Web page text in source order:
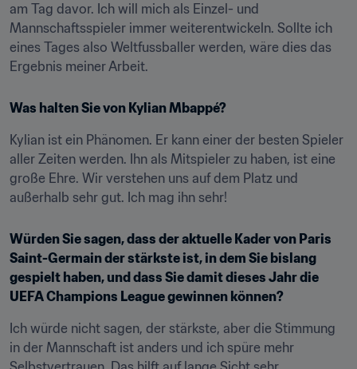
am Tag davor. Ich will mich als Einzel- und
Mannschaftsspieler immer weiterentwickeln. Sollte ich
eines Tages also Weltfussballer werden, wäre dies das
Ergebnis meiner Arbeit.
Was halten Sie von Kylian Mbappé?
Kylian ist ein Phänomen. Er kann einer der besten Spieler
aller Zeiten werden. Ihn als Mitspieler zu haben, ist eine
große Ehre. Wir verstehen uns auf dem Platz und
außerhalb sehr gut. Ich mag ihn sehr!
Würden Sie sagen, dass der aktuelle Kader von Paris
Saint-Germain der stärkste ist, in dem Sie bislang
gespielt haben, und dass Sie damit dieses Jahr die
UEFA Champions League gewinnen können?
Ich würde nicht sagen, der stärkste, aber die Stimmung
in der Mannschaft ist anders und ich spüre mehr